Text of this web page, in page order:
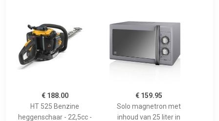
€ 188.00
HT 525 Benzine
heggenschaar - 22,5cc -
€ 159.95
Solo magnetron met
inhoud van 25 liter in